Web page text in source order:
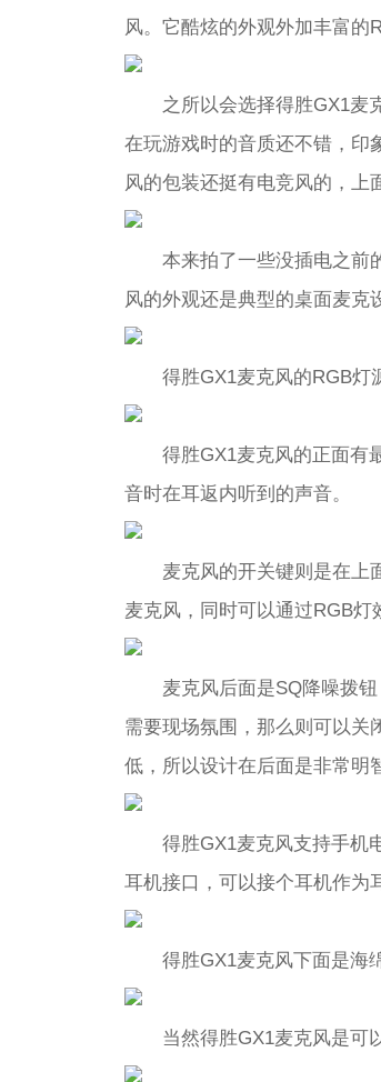
风。它酷炫的外观外加丰富的
之所以会选择得胜GX1麦
在玩游戏时的音质还不错，印
风的包装还挺有电竞风的，上
本来拍了一些没插电之前
风的外观还是典型的桌面麦克
得胜GX1麦克风的RGB灯
得胜GX1麦克风的正面有
音时在耳返内听到的声音。
麦克风的开关键则是在上
麦克风，同时可以通过RGB灯
麦克风后面是SQ降噪拨
需要现场氛围，那么则可以关
低，所以设计在后面是非常明
得胜GX1麦克风支持手机
耳机接口，可以接个耳机作为
得胜GX1麦克风下面是海
当然得胜GX1麦克风是可